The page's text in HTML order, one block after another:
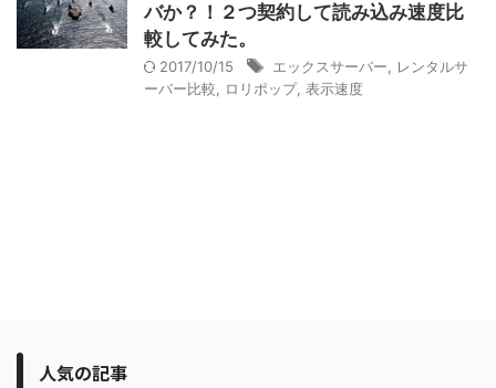
バか？！２つ契約して読み込み速度比
較してみた。
2017/10/15 エックスサーバー
レンタルサ
ーバー比較
ロリポップ, 表示速度
人気の記事